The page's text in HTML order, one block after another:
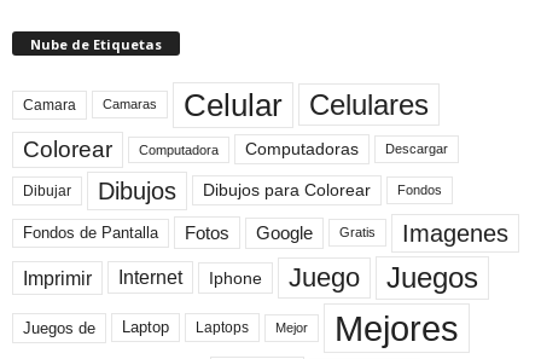
Nube de Etiquetas
Camara Camaras Celular Celulares
Colorear Computadora Computadoras Descargar
Dibujar Dibujos Dibujos para Colorear Fondos
Fondos de Pantalla Fotos Google Gratis Imagenes
Imprimir Internet Iphone Juego Juegos
Juegos de Laptop Laptops Mejor Mejores